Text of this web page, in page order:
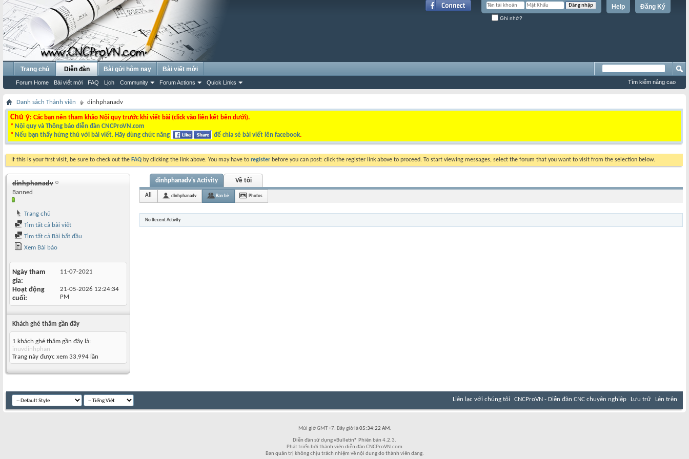
Đăng Ký
Help
Ghi nhớ?
Trang chủ Diễn đàn
Forum Home Bài viết mới FAQ Lịch Community Forum Actions Quick Links
Bài gửi hôm nay Bài viết mới
Tìm kiếm nâng cao
Danh sách Thành viên dinhphanadv
Chú ý: Các bạn nên tham khảo Nội quy trước khi viết bài (click vào liên kết bên dưới).
* Nội quy và Thông báo diễn đàn CNCProVN.com
* Nếu bạn thấy hứng thú với bài viết. Hãy dùng chức năng để chia sẻ bài viết lên facebook.
If this is your first visit, be sure to check out the FAQ by clicking the link above. You may have to register before you can post: click the register link above to proceed. To start viewing messages, select the forum that you want to visit from the selection below.
dinhphanadv
Banned
Trang chủ
Tìm tất cả bài viết
Tìm tất cả Bài bắt đầu
Xem Bài báo
Ngày tham
gia
11-07-2021
Hoạt động
cuối
21-05-2026 12:24:34
PM
Khách ghé thăm gần đây
1 khách ghé thăm gần đây là:
inuvdinhphan
Trang này được xem 33,994 lần
dinhphanadv's Activity Về tôi
All dinhphanadv Bạn bè Photos
No Recent Activity
Liên lạc với chúng tôi CNCProVN - Diễn đàn CNC chuyên nghiệp Lưu trữ Lên trên
Múi giờ GMT +7. Bây giờ là05:34:22 AM.
Diễn đàn sử dụng vBulletin® Phiên bản 4.2.3.
Phát triển bởi thành viên diễn đàn CNCProVN.com
Ban quản trị không chịu trách nhiệm về nội dung do thành viên đăng.